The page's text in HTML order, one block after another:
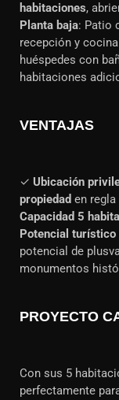
habitaciones,
Planta baja: Patio
recepción y cocina
huéspedes con
habitaciones
VENTAJAS
✓ Ubicación
propiedad en
Capacidad 5
Potencial turístico
potencial de
monumentos
PROYECTO
Con sus 5
perfectamente